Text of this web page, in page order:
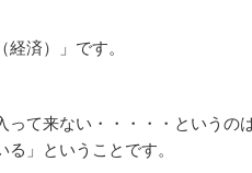
済）」です。
って来ない・・・・・というの
」ということです。